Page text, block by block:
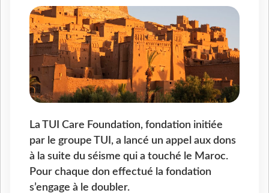
La TUI Care Foundation, fondation initiée
par le groupe TUI, a lancé un appel aux dons
à la suite du séisme qui a touché le Maroc.
Pour chaque don effectué la fondation
s’engage à le doubler.